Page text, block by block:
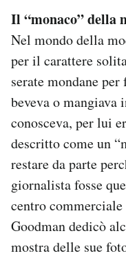
Il “monaco” della
Nel mondo della
per il carattere
serate mondane
beveva o mangiava
conosceva, per lui
descritto come un
restare da parte
giornalista fosse
centro
Goodman dedicò
mostra delle sue